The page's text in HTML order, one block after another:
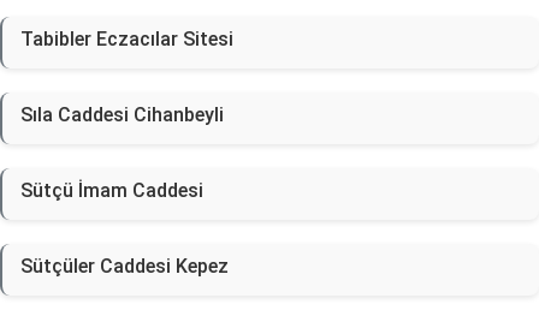
Tabibler Eczacılar Sitesi
Sıla Caddesi Cihanbeyli
Sütçü İmam Caddesi
Sütçüler Caddesi Kepez